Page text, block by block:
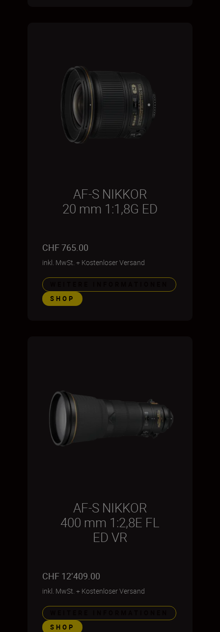
AF-S NIKKOR
20 mm 1:1,8G ED
CHF 765.00
inkl. MwSt. + Kostenloser Versand
SHOP
AF-S NIKKOR
400 mm 1:2,8E FL
ED VR
CHF 12’409.00
inkl. MwSt. + Kostenloser Versand
SHOP